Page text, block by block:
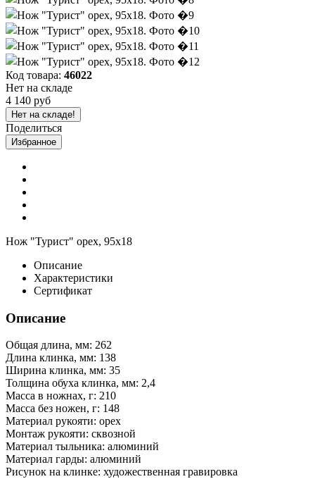
Код товара: 46022
Нет на складе
4 140 руб
Нет на складе!
Поделиться
Избранное
Нож "Турист" орех, 95х18
Описание
Характеристики
Сертификат
Описание
Общая длина, мм: 262
Длина клинка, мм: 138
Ширина клинка, мм: 35
Толщина обуха клинка, мм: 2,4
Масса в ножнах, г: 210
Масса без ножен, г: 148
Материал рукояти: орех
Монтаж рукояти: сквозной
Материал тыльника: алюминий
Материал гарды: алюминий
Рисунок на клинке: художественная гравировка